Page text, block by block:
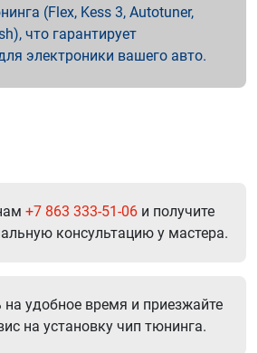
(Flex, Kess 3, Autotuner,
что гарантирует
электроники вашего авто.
+7 863 333-51-06 и получите
консультацию у мастера.
удобное время и приезжайте
на установку чип тюнинга.